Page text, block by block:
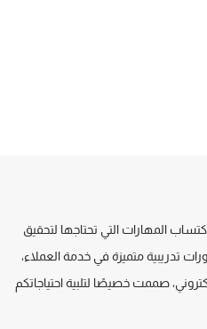
المهارات التي تحتاجها لتحقيق
تدريبية متميزة في خدمة العملاء،
صممت خصيصًا لتلبية احتياجاتكم